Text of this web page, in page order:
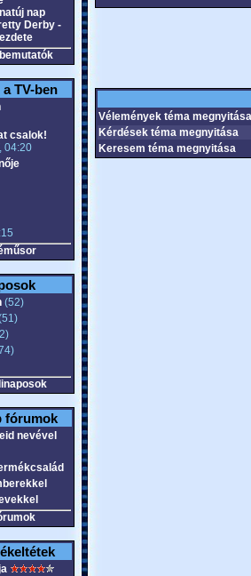
nap
Derby -
TV-ben
csalok!
04:20
(52)
fórumok
nevével
Vélemények téma megnyitása
Kérdések téma megnyitása
Keresem téma megnyitása